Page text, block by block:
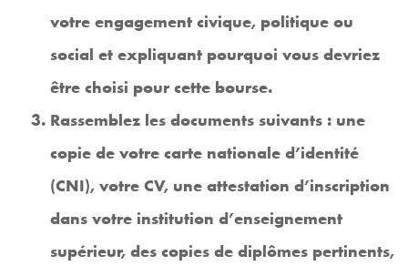
votre engagement civique, politique ou
social et expliquant pourquoi vous devriez
être choisi pour cette bourse.
Rassemblez les documents suivants : une
copie de votre carte nationale d’identité
(CNI), votre CV, une attestation d’inscription
dans votre institution d’enseignement
supérieur, des copies de diplômes pertinents,